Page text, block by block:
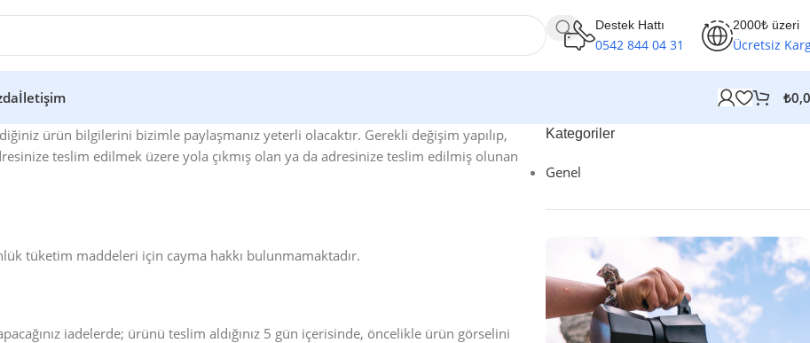
Destek Hattı
0542 844 04 31
2000₺ üzeri
Ücretsiz
İletişim ₺
ürün bilgilerini bizimle paylaşmanız yeterli olacaktır. Gerekli değişim yapılıp,
teslim edilmek üzere yola çıkmış olan ya da adresinize teslim edilmiş olunan
tüketim maddeleri için cayma hakkı bulunmamaktadır.
iadelerde; ürünü teslim aldığınız 5 gün içerisinde, öncelikle ürün görselini
Kategoriler
Genel